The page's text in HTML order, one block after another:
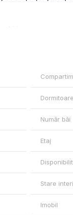
Dormitoare
Număr băi
Etaj
Stare
Imobil